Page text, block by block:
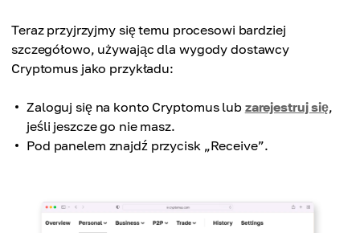
Teraz przyjrzyjmy się temu procesowi bardziej
szczegółowo, używając dla wygody dostawcy
Cryptomus jako przykładu:
Zaloguj się na konto Cryptomus lub zarejestruj się,
jeśli jeszcze go nie masz.
Pod panelem znajdź przycisk „Receive”.